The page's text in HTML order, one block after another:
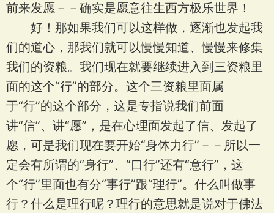
前来发愿－－确实是愿意往生西方极乐世界！
好！那如果我们可以这样做，逐渐也发起我
们的道心，那我们就可以慢慢知道、慢慢来修集
我们的资粮。我们现在就要继续进入到三资粮里
面的这个“行”的部分。这个三资粮里面属
于“行”的这个部分，这是专指说我们前面
讲“信”、讲“愿”，是在心理面发起了信、发起了
愿，可是我们现在要开始“身体力行”－－所以一
定会有所谓的“身行”、“口行”还有“意行”，这
个“行”里面也有分“事行”跟“理行”。什么叫做事
行？什么是理行呢？理行的意思就是说对于佛法